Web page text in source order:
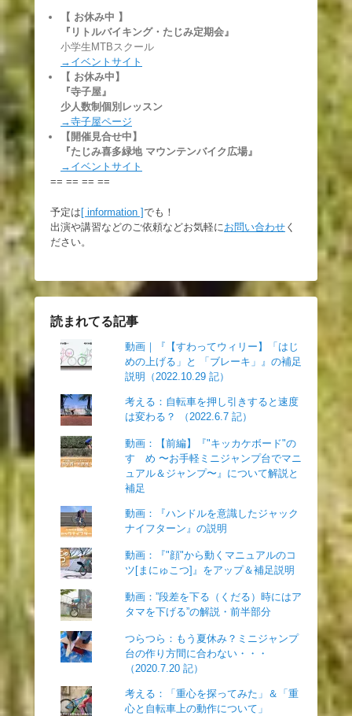
【 お休み中 】
『リトルバイキング・たじみ定期会』
小学生MTBスクール
→イベントサイト
【 お休み中】
『寺子屋』
少人数制個別レッスン
→寺子屋ページ
【開催見合せ中】
『たじみ喜多緑地 マウンテンバイク広場』
→イベントサイト
== == == ==
予定は [ information ]でも！
出演や講習などのご依頼などお気軽に お問い合わせ く
ださい。
読まれてる記事
動画｜『【すわってウィリー】「はじ
めの上げる」と 「ブレーキ」』の補足
説明（2022.10.29 記）
考える：自転車を押し引きすると速度
は変わる？ （2022.6.7 記）
動画：【前編】『"キッカケボード"の
すゝめ 〜お手軽ミニジャンプ台でマニ
ュアル＆ジャンプ〜』について解説と
補足
動画：『ハンドルを意識したジャック
ナイフターン』の説明
動画：『"顔"から動くマニュアルのコ
ツ[まにゅこつ]』をアップ＆補足説明
動画：”段差を下る（くだる）時にはア
タマを下げる”の解説・前半部分
つらつら：もう夏休み？ミニジャンプ
台の作り方間に合わない・・・
（2020.7.20 記）
考える：「重心を探ってみた」＆「重
心と自転車上の動作について」